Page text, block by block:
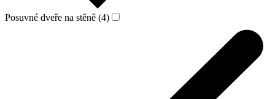
Posuvné dveře na stěně (4)